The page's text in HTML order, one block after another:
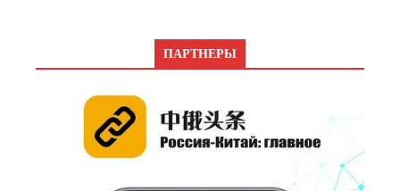
ПАРТНЕРЫ